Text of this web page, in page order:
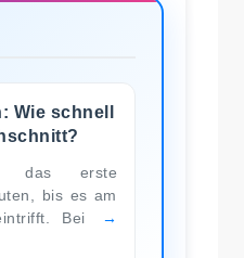
Wie schnell
das erste
bis es am
Bei